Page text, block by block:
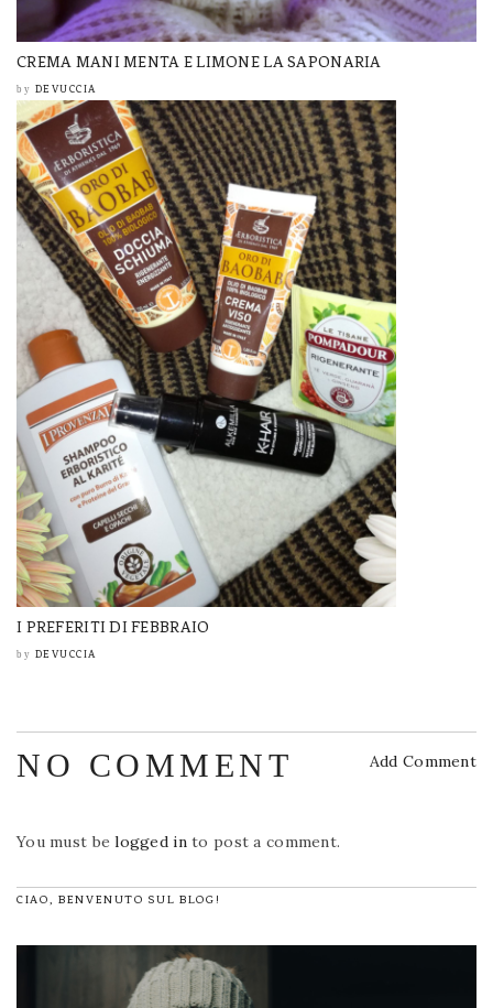
CREMA MANI MENTA E LIMONE LA SAPONARIA
by DEVUCCIA
I PREFERITI DI FEBBRAIO
by DEVUCCIA
NO COMMENT Add Comment
You must belogged into post a comment.
CIAO, BENVENUTO SUL BLOG!